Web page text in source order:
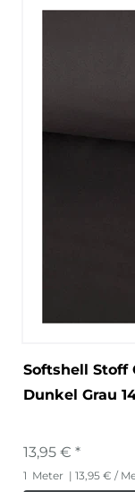
Softshell Stoff
Dunkel Grau
13,95 € *
1 Meter | 13,95 € /